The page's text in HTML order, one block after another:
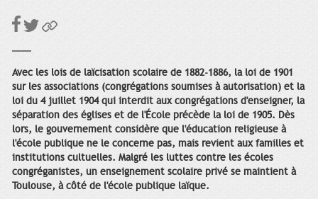
Avec les lois de laïcisation scolaire de 1882-1886, la loi de 1901
sur les associations (congrégations soumises à autorisation) et la
loi du 4 juillet 1904 qui interdit aux congrégations d'enseigner, la
séparation des églises et de l'École précède la loi de 1905. Dès
lors, le gouvernement considère que l'éducation religieuse à
l'école publique ne le concerne pas, mais revient aux familles et
institutions cultuelles. Malgré les luttes contre les écoles
congréganistes, un enseignement scolaire privé se maintient à
Toulouse, à côté de l'école publique laïque.